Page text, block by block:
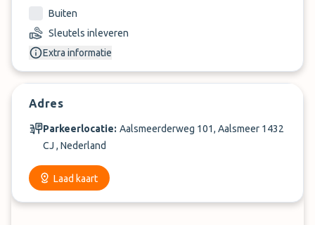
Buiten
Sleutels inleveren
Extra informatie
Adres
Parkeerlocatie: Aalsmeerderweg 101, Aalsmeer 1432
CJ , Nederland
Laad kaart